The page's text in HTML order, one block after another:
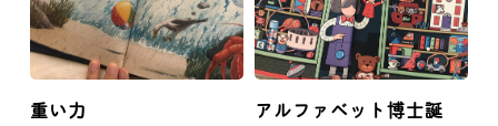
重い力
アルファベット博士誕